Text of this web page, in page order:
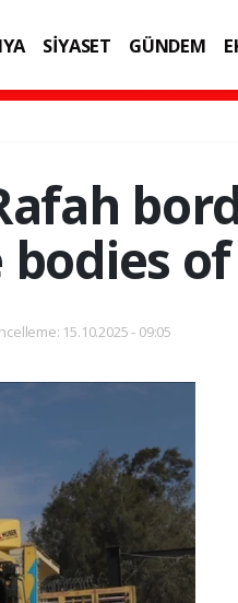
SİYASET GÜNDEM
15.10.2025 - 09:05